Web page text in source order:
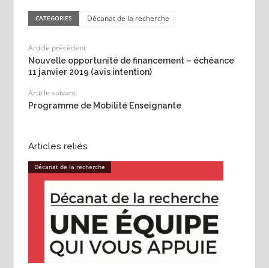
CATEGORIES Décanat de la recherche
Article précédent
Nouvelle opportunité de financement – échéance
11 janvier 2019 (avis intention)
Article suivant
Programme de Mobilité Enseignante
Articles reliés
Décanat de la recherche